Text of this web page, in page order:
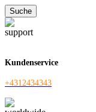
Suche
Kundenservice
+4312434343